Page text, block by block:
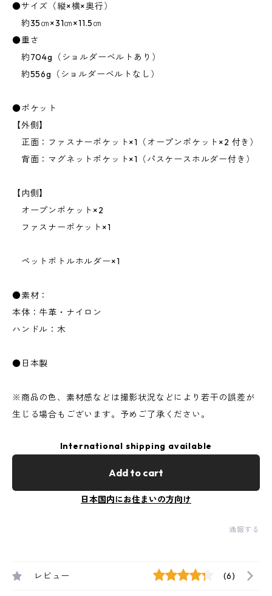
●サイズ（縦×横×奥行）
約35㎝×31㎝×11.5㎝
●重さ
約704g（ショルダーベルトあり）
約556g（ショルダーベルトなし）
●ポケット
【外側】
正面：ファスナーポケット×1（オープンポケット×2 付き）
背面：マグネットポケット×1（パスケースホルダー付き）
【内側】
オープンポケット×2
ファスナーポケット×1
ペットボトルホルダー×1
●素材：
本体：牛革・ナイロン
ハンドル：木
●日本製
※商品の色、素材感などは撮影状況などにより若干の誤差が
生じる場合もございます。予めご了承ください。
International shipping available
Add to cart
日本国内にお住まいの方向け
通報する
レビュー (6)